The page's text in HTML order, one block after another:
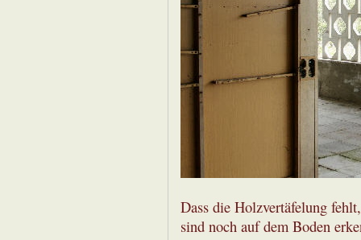
Dass die Holzvertäfelung
sind noch auf dem Boden